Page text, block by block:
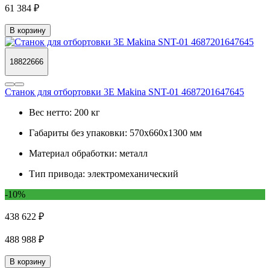
61 384 ₽
В корзину
18822666
Станок для отбортовки 3E Makina SNT-01 4687201647645
Вес нетто: 200 кг
Габариты без упаковки: 570х660х1300 мм
Материал обработки: металл
Тип привода: электромеханический
-10%
438 622 ₽
488 988 ₽
В корзину